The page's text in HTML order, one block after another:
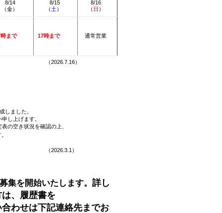
8/14
（金）
8/15
（土）
8/16
（日 ）
まで 17時まで 通常営業
）
しました。
し上げます。
の空き状況を確認の上、
）
集を開始いたします。詳し
、履歴書を
わせは下記連絡先までお